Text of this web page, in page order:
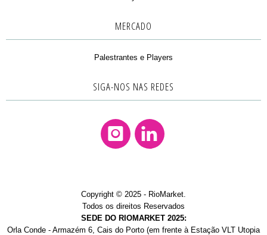
MERCADO
Palestrantes e Players
SIGA-NOS NAS REDES
Copyright © 2025 - RioMarket.
Todos os direitos Reservados
SEDE DO RIOMARKET 2025:
Orla Conde - Armazém 6, Cais do Porto (em frente à Estação VLT Utopia